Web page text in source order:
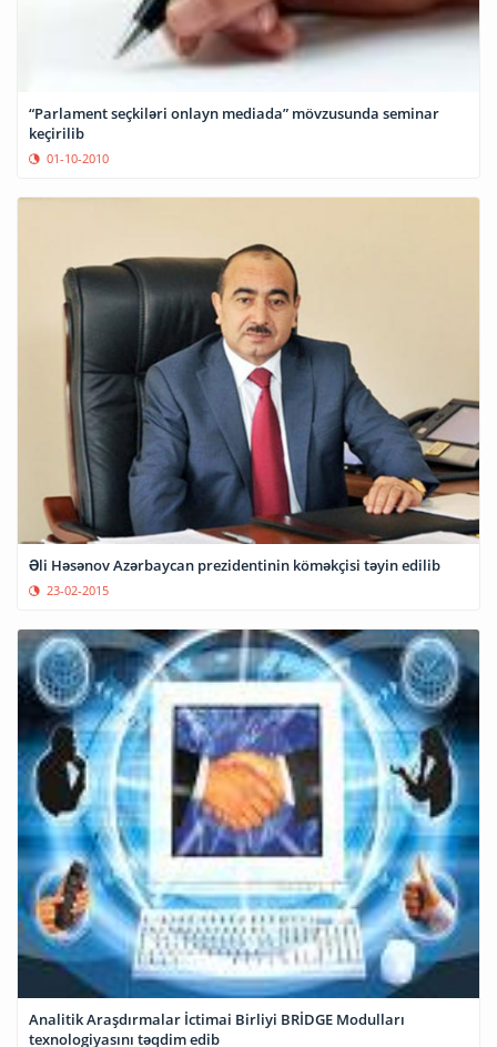
“Parlament seçkiləri onlayn mediada” mövzusunda seminar
keçirilib
01-10-2010
Əli Həsənov Azərbaycan prezidentinin köməkçisi təyin edilib
23-02-2015
Analitik Araşdırmalar İctimai Birliyi BRİDGE Modulları
texnologiyasını təqdim edib